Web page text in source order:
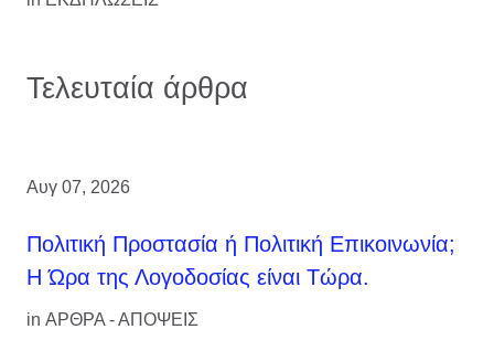
Τελευταία άρθρα
Αυγ 07, 2026
Πολιτική Προστασία ή Πολιτική Επικοινωνία;
Η Ώρα της Λογοδοσίας είναι Τώρα.
in ΑΡΘΡΑ - ΑΠΟΨΕΙΣ